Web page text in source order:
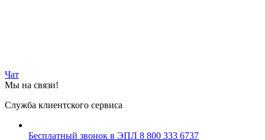
Чат
Мы на связи!
Служба клиентского сервиса
Бесплатный звонок в ЭПЛ 8 800 333 6737